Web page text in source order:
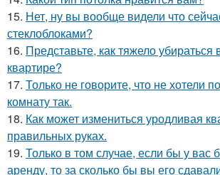
15. Нет, ну вы вообще видели что
стеклоблоками?
16. Представьте, как тяжело убираться
квартире?
17. Только не говорите, что не хотели
комнату так.
18. Как может измениться уродливая
правильных руках.
19. Только в том случае, если бы у вас
аренду, то за сколько бы вы его